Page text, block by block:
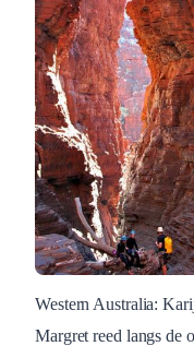
Australië
Western Australia:
Margret reed langs de